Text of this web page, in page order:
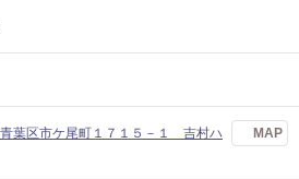
葉区市ケ尾町１７１５－１ 吉村ハ
MAP